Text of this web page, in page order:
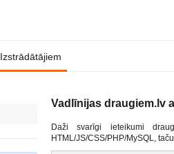
Izstrādātājiem
Vadlīnijas draugiem.lv
Daži svarīgi ieteikumi
HTML/JS/CSS/PHP/MySQL,